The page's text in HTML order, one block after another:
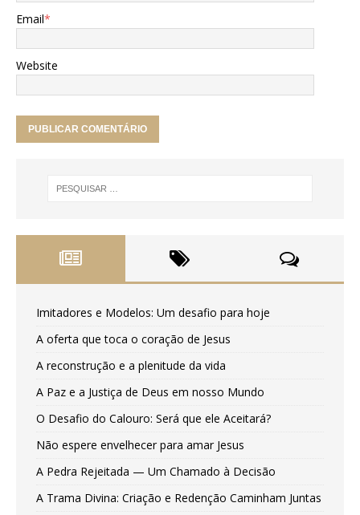
Email*
Website
Imitadores e Modelos: Um desafio para hoje
A oferta que toca o coração de Jesus
A reconstrução e a plenitude da vida
A Paz e a Justiça de Deus em nosso Mundo
O Desafio do Calouro: Será que ele Aceitará?
Não espere envelhecer para amar Jesus
A Pedra Rejeitada — Um Chamado à Decisão
A Trama Divina: Criação e Redenção Caminham Juntas